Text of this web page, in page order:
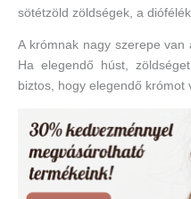
sötétzöld zöldségek, a
A krómnak nagy szerepe van
Ha elegendő húst,
biztos, hogy elegendő krómot